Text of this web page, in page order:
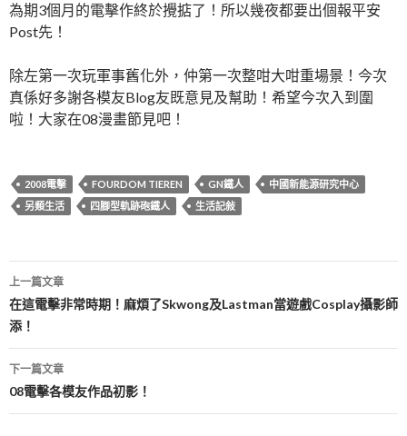
為期3個月的電擊作終於攪掂了！所以幾夜都要出個報平安
Post先！
除左第一次玩軍事舊化外，仲第一次整咁大咁重場景！今次
真係好多謝各模友Blog友既意見及幫助！希望今次入到圍
啦！大家在08漫畫節見吧！
2008電擊 FOURDOM TIEREN GN鐵人
中國新能源研究中心
另類生活
四腳型軌跡砲鐵人 生活記敍
文
章
導
覽
上一篇文章
在這電擊非常時期！麻煩了Skwong及Lastman當遊戲Cosplay攝影師
添！
下一篇文章
08電擊各模友作品初影！